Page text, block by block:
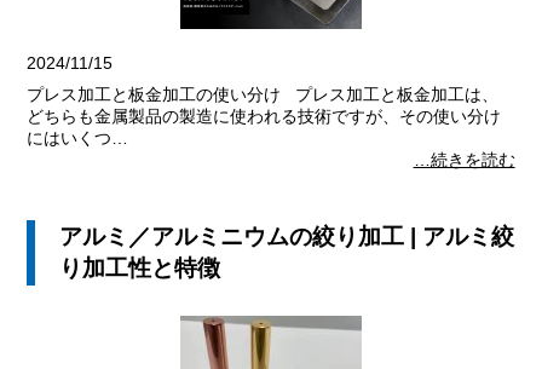
2024/11/15
プレス加工と板金加工の使い分け プレス加工と板金加工は、
どちらも金属製品の製造に使われる技術ですが、その使い分け
にはいくつ…
…続きを読む
アルミ／アルミニウムの絞り加工 | アルミ絞
り加工性と特徴